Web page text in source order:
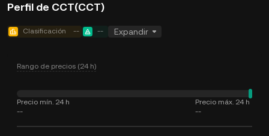
Perfil de CCT(CCT)
Clasificación -- -- Expandir
Rango de precios (24 h)
Precio mín. 24 h
--
Precio máx. 24 h
--